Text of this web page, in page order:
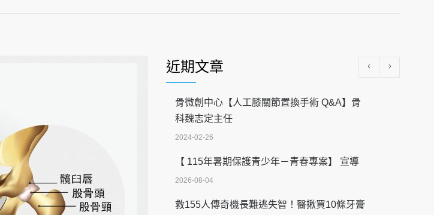
近期文章
骨微創中心【人工膝關節置換手術 Q&A】骨
科魏志定主任
2024-02-26
【 115年暑期保護青少年－青春專案】 宣導
2026-08-04
救155人傳奇機長難逃失智！醫揪買10條牙膏